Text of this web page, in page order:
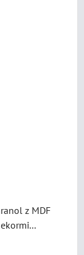
z MDF